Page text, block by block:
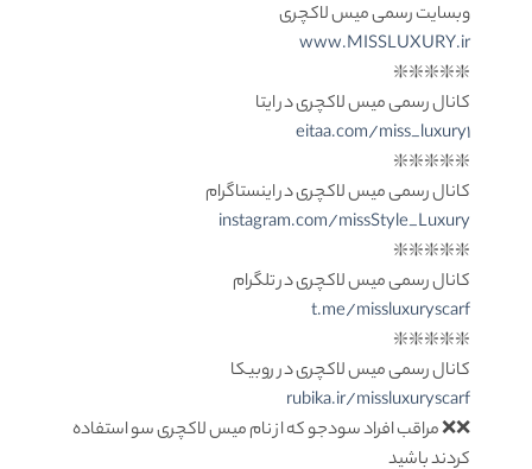
وبسایت رسمی میس لاکچری
www.MISSLUXURY.ir
❇️❇️❇️❇️❇️
کانال رسمی میس لاکچری در ایتا
eitaa.com/miss_luxury1
❇️❇️❇️❇️❇️
کانال رسمی میس لاکچری در اینستاگرام
instagram.com/missStyle_Luxury
❇️❇️❇️❇️❇️
کانال رسمی میس لاکچری در تلگرام
t.me/missluxuryscarf
❇️❇️❇️❇️❇️
کانال رسمی میس لاکچری در روبیکا
rubika.ir/missluxuryscarf
❌❌ مراقب افراد سودجو که از نام میس لاکچری سو استفاده
کردند باشید